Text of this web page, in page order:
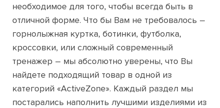
необходимое для того, чтобы всегда быть в
отличной форме. Что бы Вам не требовалось –
горнолыжная куртка, ботинки, футболка,
кроссовки, или сложный современный
тренажер – мы абсолютно уверены, что Вы
найдете подходящий товар в одной из
категорий «ActiveZone». Каждый раздел мы
постарались наполнить лучшими изделиями из